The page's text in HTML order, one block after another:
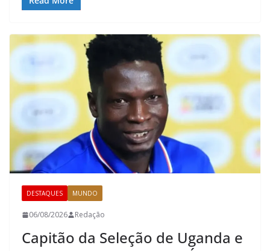
DESTAQUES MUNDO
06/08/2026 Redação
Capitão da Seleção de Uganda e